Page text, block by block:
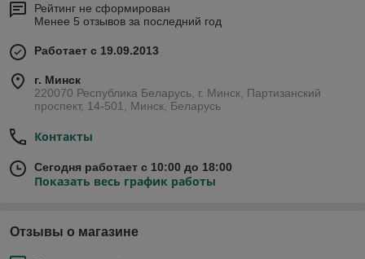
Рейтинг не сформирован
Менее 5 отзывов за последний год
Работает с 19.09.2013
г. Минск
220070 Республика Беларусь, г. Минск, Партизанский
проспект, 14-501, Минск, Беларусь
Контакты
Сегодня работает с 10:00 до 18:00
Показать весь график работы
Отзывы о магазине